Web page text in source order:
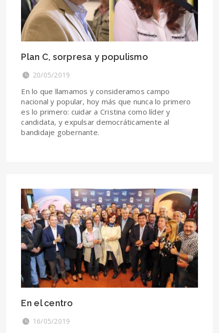
Plan C, sorpresa y populismo
20/05/2019
En lo que llamamos y consideramos campo
nacional y popular, hoy más que nunca lo primero
es lo primero: cuidar a Cristina como líder y
candidata, y expulsar democráticamente al
bandidaje gobernante.
En el centro
16/05/2019